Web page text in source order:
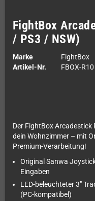
FightBox
/ PS3 / NSW)
Marke
FightBox
Artikel-Nr.
FBOX-R10
Der FightBox Arcadestick
dein Wohnzimmer – mit
Premium-Verarbeitung!
Original Sanwa
Eingaben
LED-beleuchteter 3"
(PC-kompatibel)